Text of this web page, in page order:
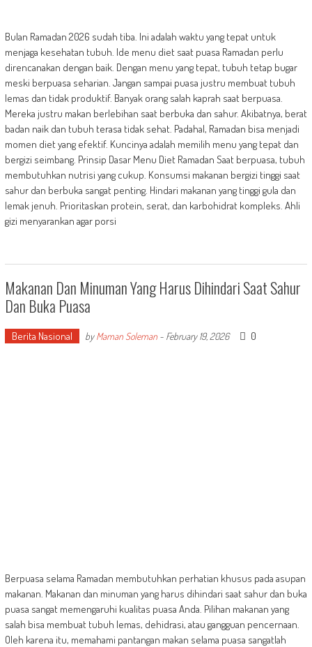
Bulan Ramadan 2026 sudah tiba. Ini adalah waktu yang tepat untuk
menjaga kesehatan tubuh. Ide menu diet saat puasa Ramadan perlu
direncanakan dengan baik. Dengan menu yang tepat, tubuh tetap bugar
meski berpuasa seharian. Jangan sampai puasa justru membuat tubuh
lemas dan tidak produktif. Banyak orang salah kaprah saat berpuasa.
Mereka justru makan berlebihan saat berbuka dan sahur. Akibatnya, berat
badan naik dan tubuh terasa tidak sehat. Padahal, Ramadan bisa menjadi
momen diet yang efektif. Kuncinya adalah memilih menu yang tepat dan
bergizi seimbang. Prinsip Dasar Menu Diet Ramadan Saat berpuasa, tubuh
membutuhkan nutrisi yang cukup. Konsumsi makanan bergizi tinggi saat
sahur dan berbuka sangat penting. Hindari makanan yang tinggi gula dan
lemak jenuh. Prioritaskan protein, serat, dan karbohidrat kompleks. Ahli
gizi menyarankan agar porsi
Makanan Dan Minuman Yang Harus Dihindari Saat Sahur
Dan Buka Puasa
Berita Nasional byMaman Soleman- February 19, 2026 0
Berpuasa selama Ramadan membutuhkan perhatian khusus pada asupan
makanan. Makanan dan minuman yang harus dihindari saat sahur dan buka
puasa sangat memengaruhi kualitas puasa Anda. Pilihan makanan yang
salah bisa membuat tubuh lemas, dehidrasi, atau gangguan pencernaan.
Oleh karena itu, memahami pantangan makan selama puasa sangatlah